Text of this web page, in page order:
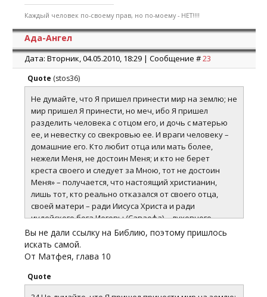
Каждый человек по-своему прав, но по-моему - НЕТ!!!!
Ада-Ангел
Дата: Вторник, 04.05.2010, 18:29 | Сообщение #23
Quote (stos36)
Не думайте, что Я пришел принести мир на землю; не
мир пришел Я принести, но меч, ибо Я пришел
разделить человека с отцом его, и дочь с матерью
ее, и невестку со свекровью ее. И враги человеку –
домашние его. Кто любит отца или мать более,
нежели Меня, не достоин Меня; и кто не берет
креста своего и следует за Мною, тот не достоин
Меня» – получается, что настоящий христианин,
лишь тот, кто реально отказался от своего отца,
своей матери – ради Иисуса Христа и ради
иудейского бога Иеговы (Саваофа) – духовного
Небесного Отца Иисуса. Почему же об этом
христиане всячески замалчивают?!
Вы не дали ссылку на Библию, поэтому пришлось
искать самой.
От Матфея, глава 10
Quote